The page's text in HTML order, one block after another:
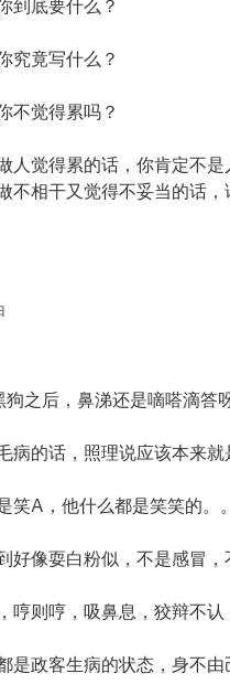
到底要什么？
究竟写什么？
不觉得累吗？
人觉得累的话，你肯定不
不相干又觉得不妥当的话，
之后，鼻涕还是嘀嗒滴答
病的话，照理说应该本来就
笑A，他什么都是笑笑的。
好像耍白粉似，不是感冒，
哼则哼，吸鼻息，狡辩不认
是政客生病的状态，身不